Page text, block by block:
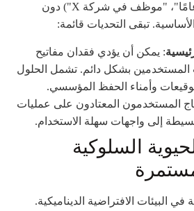
سبيل المثال، "فوق 18 عامًا"، "موظف في شركة X") دون
تبقى التحديات قائمة:
: يمكن أن يؤدي فقدان مفاتيح
بشكل دائم. تشمل الحلول
وأمناء الحفظ المؤسسي.
المستخدمون المعتادون على عمليات
إلى واجهات سهلة الاستخدام.
السلوكية
في البيئات الافتراضية الديناميكية.